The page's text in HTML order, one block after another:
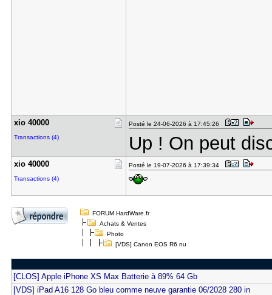
xio 40000
Transactions (4)
Posté le 24-06-2026 à 17:45:26
Up ! On peut
xio 40000
Transactions (4)
Posté le 19-07-2026 à 17:39:34
FORUM HardWare.fr
Achats & Ventes
Photo
[VDS] Canon EOS R6 nu
[CLOS] Apple iPhone XS Max Batterie à 89% 64 Gb
[VDS] iPad A16 128 Go bleu comme neuve garantie 06/2028 280 in